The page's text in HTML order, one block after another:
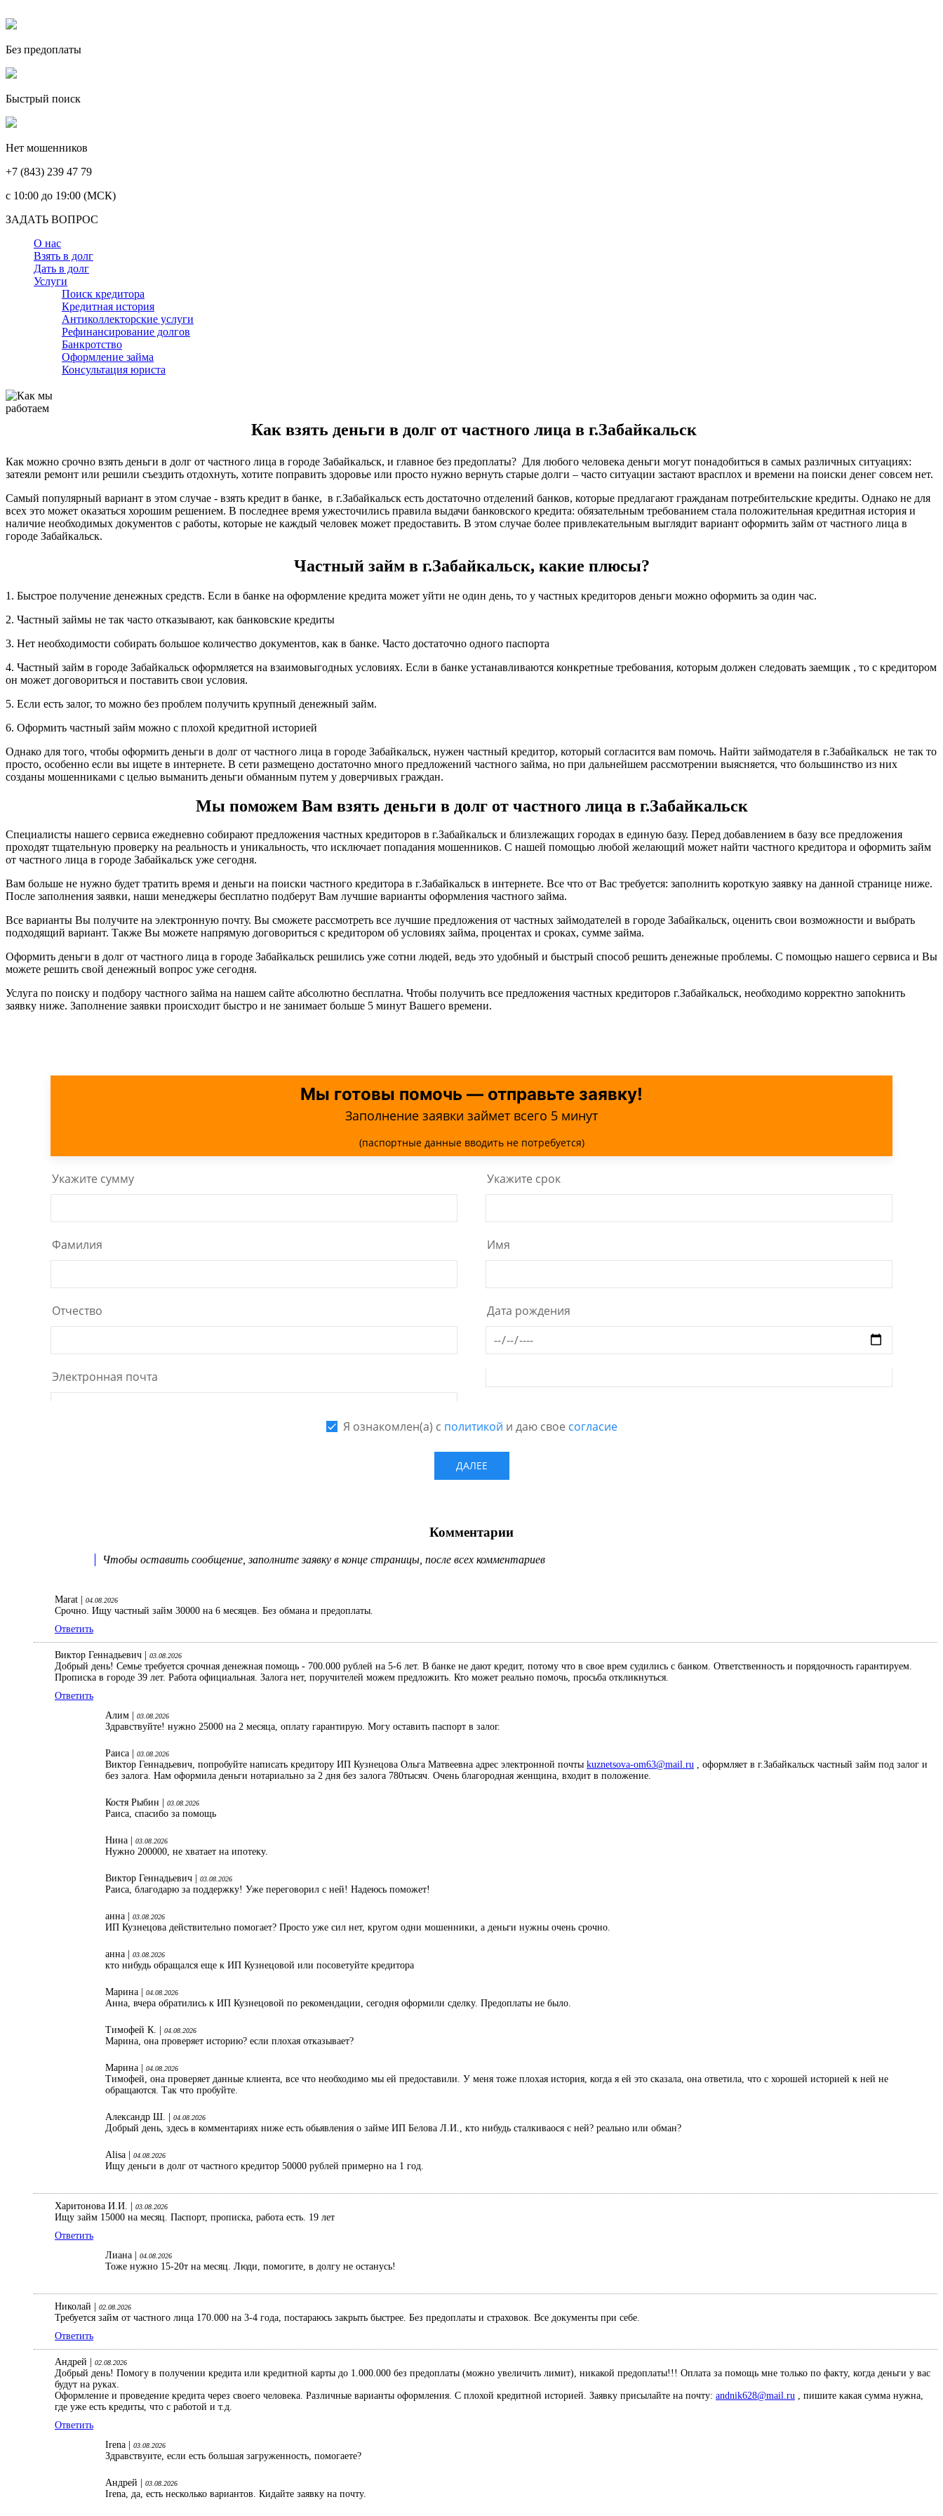
Без предоплаты
Быстрый поиск
Нет мошенников
+7 (843) 239 47 79
c 10:00 до 19:00 (МСК)
ЗАДАТЬ ВОПРОС
О нас
Взять в долг
Дать в долг
Услуги
Поиск кредитора
Кредитная история
Антиколлекторские услуги
Рефинансирование долгов
Банкротство
Оформление займа
Консультация юриста
Как взять деньги в долг от частного лица в г.Забайкальск
Как можно срочно взять деньги в долг от частного лица в городе Забайкальск, и главное без предоплаты? Для любого человека деньги могут понадобиться в самых различных ситуациях:
затеяли ремонт или решили съездить отдохнуть, хотите поправить здоровье или просто нужно вернуть старые долги – часто ситуации застают врасплох и времени на поиски денег совсем нет.
Самый популярный вариант в этом случае - взять кредит в банке, в г.Забайкальск есть достаточно отделений банков, которые предлагают гражданам потребительские кредиты. Однако не для
всех это может оказаться хорошим решением. В последнее время ужесточились правила выдачи банковского кредита: обязательным требованием стала положительная кредитная история и
наличие необходимых документов с работы, которые не каждый человек может предоставить. В этом случае более привлекательным выглядит вариант оформить займ от частного лица в
городе Забайкальск.
Частный займ в г.Забайкальск, какие плюсы?
1. Быстрое получение денежных средств. Если в банке на оформление кредита может уйти не один день, то у частных кредиторов деньги можно оформить за один час.
2. Частный займы не так часто отказывают, как банковские кредиты
3. Нет необходимости собирать большое количество документов, как в банке. Часто достаточно одного паспорта
4. Частный займ в городе Забайкальск оформляется на взаимовыгодных условиях. Если в банке устанавливаются конкретные требования, которым должен следовать заемщик , то с кредитором
он может договориться и поставить свои условия.
5. Если есть залог, то можно без проблем получить крупный денежный займ.
6. Оформить частный займ можно с плохой кредитной историей
Однако для того, чтобы оформить деньги в долг от частного лица в городе Забайкальск, нужен частный кредитор, который согласится вам помочь. Найти займодателя в г.Забайкальск не так то
просто, особенно если вы ищете в интернете. В сети размещено достаточно много предложений частного займа, но при дальнейшем рассмотрении выясняется, что большинство из них
созданы мошенниками с целью выманить деньги обманным путем у доверчивых граждан.
Мы поможем Вам взять деньги в долг от частного лица в г.Забайкальск
Специалисты нашего сервиса ежедневно собирают предложения частных кредиторов в г.Забайкальск и близлежащих городах в единую базу. Перед добавлением в базу все предложения
проходят тщательную проверку на реальность и уникальность, что исключает попадания мошенников. С нашей помощью любой желающий может найти частного кредитора и оформить займ
от частного лица в городе Забайкальск уже сегодня.
Вам больше не нужно будет тратить время и деньги на поиски частного кредитора в г.Забайкальск в интернете. Все что от Вас требуется: заполнить короткую заявку на данной странице ниже.
После заполнения заявки, наши менеджеры бесплатно подберут Вам лучшие варианты оформления частного займа.
Все варианты Вы получите на электронную почту. Вы сможете рассмотреть все лучшие предложения от частных займодателей в городе Забайкальск, оценить свои возможности и выбрать
подходящий вариант. Также Вы можете напрямую договориться с кредитором об условиях займа, процентах и сроках, сумме займа.
Оформить деньги в долг от частного лица в городе Забайкальск решились уже сотни людей, ведь это удобный и быстрый способ решить денежные проблемы. С помощью нашего сервиса и Вы
можете решить свой денежный вопрос уже сегодня.
Услуга по поиску и подбору частного займа на нашем сайте абсолютно бесплатна. Чтобы получить все предложения частных кредиторов г.Забайкальск, необходимо корректно запоkнить
заявку ниже. Заполнение заявки происходит быстро и не занимает больше 5 минут Вашего времени.
Комментарии
Чтобы оставить сообщение, заполните заявку в конце страницы, после всех комментариев
Marat | 04.08.2026
Срочно. Ищу частный займ 30000 на 6 месяцев. Без обмана и предоплаты.
Ответить
Виктор Геннадьевич | 03.08.2026
Добрый день! Семье требуется срочная денежная помощь - 700.000 рублей на 5-6 лет. В банке не дают кредит, потому что в свое врем судились с банком. Ответственность и порядочность гарантируем.
Прописка в городе 39 лет. Работа официальная. Залога нет, поручителей можем предложить. Кто может реально помочь, просьба откликнуться.
Ответить
Алим |
03.08.2026
Здравствуйте! нужно 25000 на 2 месяца, оплату гарантирую. Могу оставить паспорт в залог.
Раиса | 03.08.2026
Виктор Геннадьевич, попробуйте написать кредитору ИП Кузнецова Ольга Матвеевна адрес электронной почты kuznetsova-om63@mail.ru , оформляет в г.Забайкальск частный займ под залог и
без залога. Нам оформила деньги нотариально за 2 дня без залога 780тысяч. Очень благородная женщина, входит в положение.
Костя Рыбин | 03.08.2026
Раиса, спасибо за помощь
Нина | 03.08.2026
Нужно 200000, не хватает на ипотеку.
Виктор Геннадьевич | 03.08.2026
Раиса, благодарю за поддержку! Уже переговорил с ней! Надеюсь поможет!
анна | 03.08.2026
ИП Кузнецова действительно помогает? Просто уже сил нет, кругом одни мошенники, а деньги нужны очень срочно.
анна | 03.08.2026
кто нибудь обращался еще к ИП Кузнецовой или посоветуйте кредитора
Марина | 04.08.2026
Анна, вчера обратились к ИП Кузнецовой по рекомендации, сегодня оформили сделку. Предоплаты не было.
Тимофей К. | 04.08.2026
Марина, она проверяет историю? если плохая отказывает?
Марина | 04.08.2026
Тимофей, она проверяет данные клиента, все что необходимо мы ей предоставили. У меня тоже плохая история, когда я ей это сказала, она ответила, что с хорошей историей к ней не
обращаются. Так что пробуйте.
Александр Ш. | 04.08.2026
Добрый день, здесь в комментариях ниже есть обьявления о займе ИП Белова Л.И., кто нибудь сталкиваося с ней? реально или обман?
Alisa | 04.08.2026
Ищу деньги в долг от частного кредитор 50000 рублей примерно на 1 год.
Харитонова И.И. | 03.08.2026
Ищу займ 15000 на месяц. Паспорт, прописка, работа есть. 19 лет
Ответить
Лиана |
04.08.2026
Тоже нужно 15-20т на месяц. Люди, помогите, в долгу не останусь!
Николай | 02.08.2026
Требуется займ от частного лица 170.000 на 3-4 года, постараюсь закрыть быстрее. Без предоплаты и страховок. Все документы при себе.
Ответить
Андрей | 02.08.2026
Добрый день! Помогу в получении кредита или кредитной карты до 1.000.000 без предоплаты (можно увеличить лимит), никакой предоплаты!!! Оплата за помощь мне только по факту, когда деньги у вас
будут на руках.
Оформление и проведение кредита через своего человека. Различные варианты оформления. С плохой кредитной историей. Заявку присылайте на почту: andnik628@mail.ru , пишите какая сумма нужна,
где уже есть кредиты, что с работой и т.д.
Ответить
Irena |
03.08.2026
Здравствуите, если есть большая загруженность, помогаете?
Андрей | 03.08.2026
Irena, да, есть несколько вариантов. Кидайте заявку на почту.